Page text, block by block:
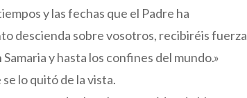
y las fechas que el Padre ha
descienda sobre vosotros, recibiréis fuerza
y hasta los confines del mundo.»
lo quitó de la vista.